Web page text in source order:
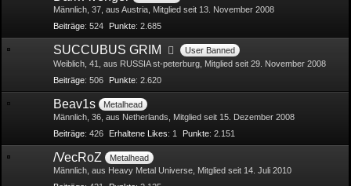
Männlich 37 aus Austria Mitglied seit 13. November 2008
Beiträge 524 Punkte 2.685
SUCCUBUS GRIM
User Banned
Weiblich 41 aus RUSSIA st-peterburg Mitglied seit 29. November 2008
Beiträge 506 Punkte 2.620
Beav1s
Metalhead
Männlich 36 aus Netherlands
Mitglied seit 15. Dezember 2008
Beiträge 426 Erhaltene Likes 1 Punkte 2.151
/VecRoZ
Metalhead
Männlich aus Heavy Metal Universe Mitglied seit 14. Juli 2010